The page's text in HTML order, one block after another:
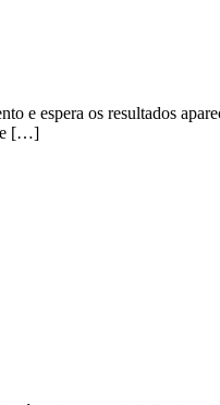
e espera os resultados
[…]